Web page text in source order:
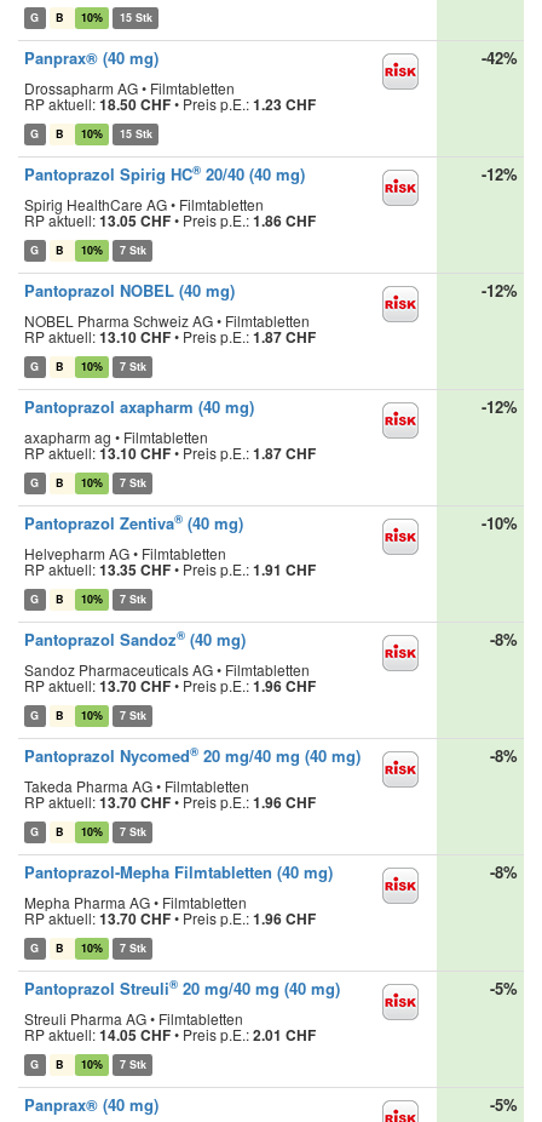
G B 10% 15 Stk
Panprax® (40 mg)
Drossapharm AG • Filmtabletten
RP aktuell:18.50 CHF• Preis p.E.:1.23 CHF
G B 10% 15 Stk
-42%
Pantoprazol Spirig HC® 20/40 (40 mg)
Spirig HealthCare AG • Filmtabletten
RP aktuell:13.05 CHF• Preis p.E.:1.86 CHF
G B 10% 7 Stk
-12%
Pantoprazol NOBEL (40 mg)
NOBEL Pharma Schweiz AG • Filmtabletten
RP aktuell:13.10 CHF• Preis p.E.:1.87 CHF
G B 10% 7 Stk
-12%
Pantoprazol axapharm (40 mg)
axapharm ag • Filmtabletten
RP aktuell:13.10 CHF• Preis p.E.:1.87 CHF
G B 10% 7 Stk
-12%
Pantoprazol Zentiva® (40 mg)
Helvepharm AG • Filmtabletten
RP aktuell:13.35 CHF• Preis p.E.:1.91 CHF
G B 10% 7 Stk
-10%
Pantoprazol Sandoz® (40 mg)
Sandoz Pharmaceuticals AG • Filmtabletten
RP aktuell:13.70 CHF• Preis p.E.:1.96 CHF
G B 10% 7 Stk
-8%
Pantoprazol Nycomed® 20 mg/40 mg (40 mg)
Takeda Pharma AG • Filmtabletten
RP aktuell:13.70 CHF• Preis p.E.:1.96 CHF
G B 10% 7 Stk
-8%
Pantoprazol-Mepha Filmtabletten (40 mg)
Mepha Pharma AG • Filmtabletten
RP aktuell:13.70 CHF• Preis p.E.:1.96 CHF
G B 10% 7 Stk
-8%
Pantoprazol Streuli® 20 mg/40 mg (40 mg)
Streuli Pharma AG • Filmtabletten
RP aktuell:14.05 CHF• Preis p.E.:2.01 CHF
G B 10% 7 Stk
-5%
Panprax® (40 mg) -5%